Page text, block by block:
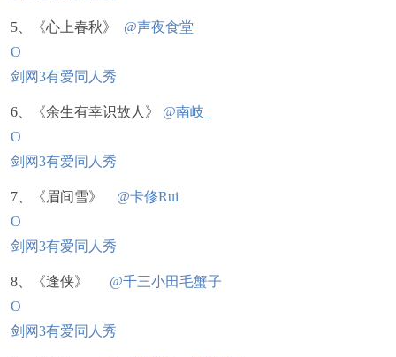
5、《心上春秋》 @声夜食堂
O
剑网3有爱同人秀
6、《余生有幸识故人》 @南岐_
O
剑网3有爱同人秀
7、《眉间雪》 @卡修Rui
O
剑网3有爱同人秀
8、《逢侠》 @千三小田毛蟹子
O
剑网3有爱同人秀